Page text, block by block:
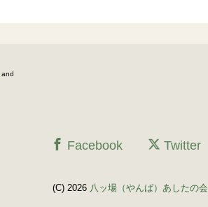
and
Facebook Twitter
(C) 2026 八ッ場（やんば）あしたの会